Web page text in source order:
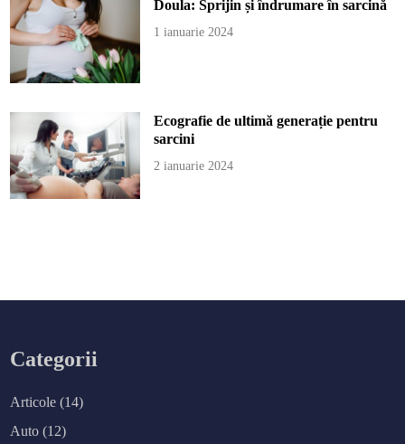
Doula: Sprijin și îndrumare în sarcină
1 ianuarie 2024
Ecografie de ultimă generație pentru
sarcini
2 ianuarie 2024
Categorii
Articole (14)
Auto (12)